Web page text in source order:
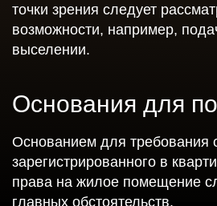
точки зрения следует
возможности, например,
выселении.
Основания для
Основанием для требования
зарегистрированного в
права на жилое помещение
главных обстоятельств.